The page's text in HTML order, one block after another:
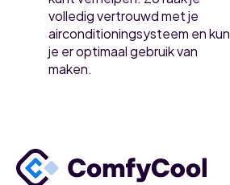
volledig vertrouwd met je
airconditioningsysteem en kun
je er optimaal gebruik van
maken.